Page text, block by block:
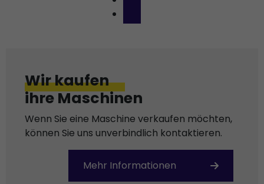
Wir kaufen
ihre Maschinen
Wenn Sie eine Maschine verkaufen möchten,
können Sie uns unverbindlich kontaktieren.
Mehr Informationen